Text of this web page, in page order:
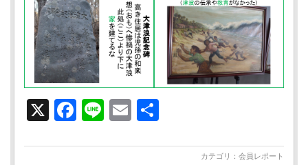
X Facebook
LineEmail
カテゴリ： 会員レポート